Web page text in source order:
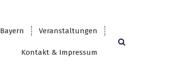
Bayern Veranstaltungen
Kontakt & Impressum